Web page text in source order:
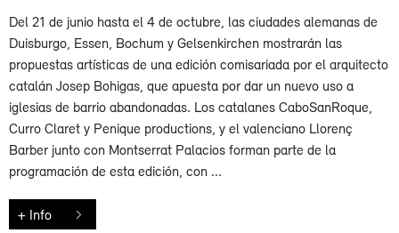
Del 21 de junio hasta el 4 de octubre, las ciudades alemanas de
Duisburgo, Essen, Bochum y Gelsenkirchen mostrarán las
propuestas artísticas de una edición comisariada por el arquitecto
catalán Josep Bohigas, que apuesta por dar un nuevo uso a
iglesias de barrio abandonadas. Los catalanes CaboSanRoque,
Curro Claret y Penique productions, y el valenciano Llorenç
Barber junto con Montserrat Palacios forman parte de la
programación de esta edición, con ...
+ Info